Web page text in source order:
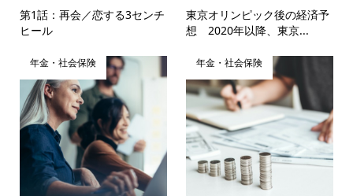
第1話：再会／恋する3センチ
ヒール
東京オリンピック後の経済予
想 2020年以降、東京...
年金・社会保険 年金・社会保険